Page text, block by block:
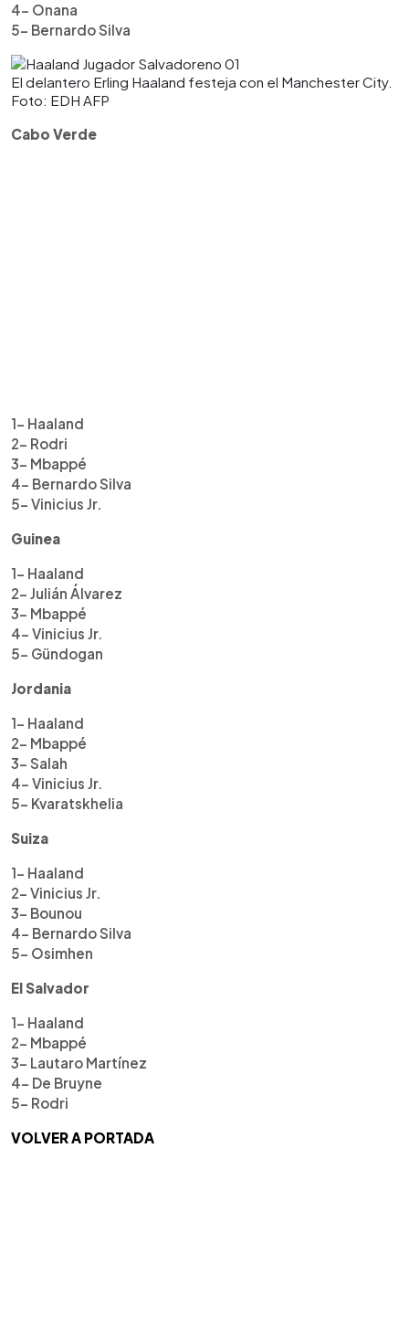
4- Onana
5- Bernardo Silva
El delantero Erling Haaland festeja con el Manchester City.
Foto: EDH AFP
Cabo Verde
1- Haaland
2- Rodri
3- Mbappé
4- Bernardo Silva
5- Vinicius Jr.
Guinea
1- Haaland
2- Julián Álvarez
3- Mbappé
4- Vinicius Jr.
5- Gündogan
Jordania
1- Haaland
2- Mbappé
3- Salah
4- Vinicius Jr.
5- Kvaratskhelia
Suiza
1- Haaland
2- Vinicius Jr.
3- Bounou
4- Bernardo Silva
5- Osimhen
El Salvador
1- Haaland
2- Mbappé
3- Lautaro Martínez
4- De Bruyne
5- Rodri
VOLVER A PORTADA